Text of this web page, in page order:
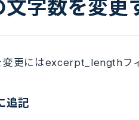
字数を変更
更にはexcerpt_lengthフ
追記